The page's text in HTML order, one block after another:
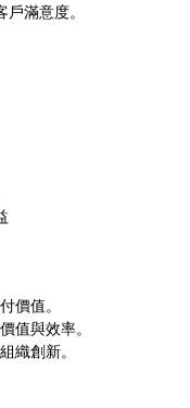
滿意度。
價值。
值與效率。
織創新。